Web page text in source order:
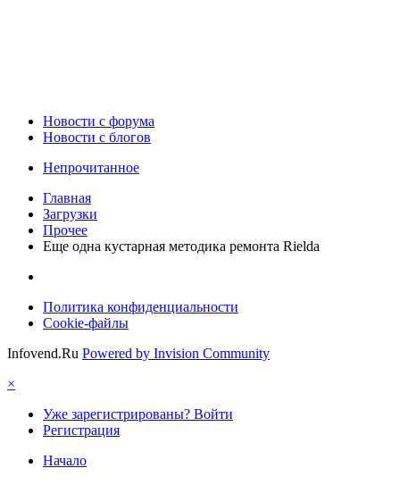
Новости c форума
Новости с блогов
Непрочитанное
Главная
Загрузки
Прочее
Еще одна кустарная методика ремонта Rielda
Политика конфиденциальности
Cookie-файлы
Infovend.Ru Powered by Invision Community
×
Уже зарегистрированы? Войти
Регистрация
Начало